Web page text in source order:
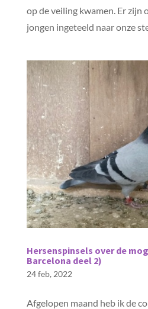
op de veiling kwamen. Er zijn
jongen ingeteeld naar onze
Hersenspinsels over de
Barcelona deel 2)
24 feb, 2022
Afgelopen maand heb ik de